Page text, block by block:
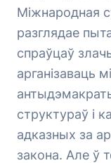
Міжнародная
разглядае
спраўцаў
арганізаваць
структураў і
адказных за
закона. Але ў